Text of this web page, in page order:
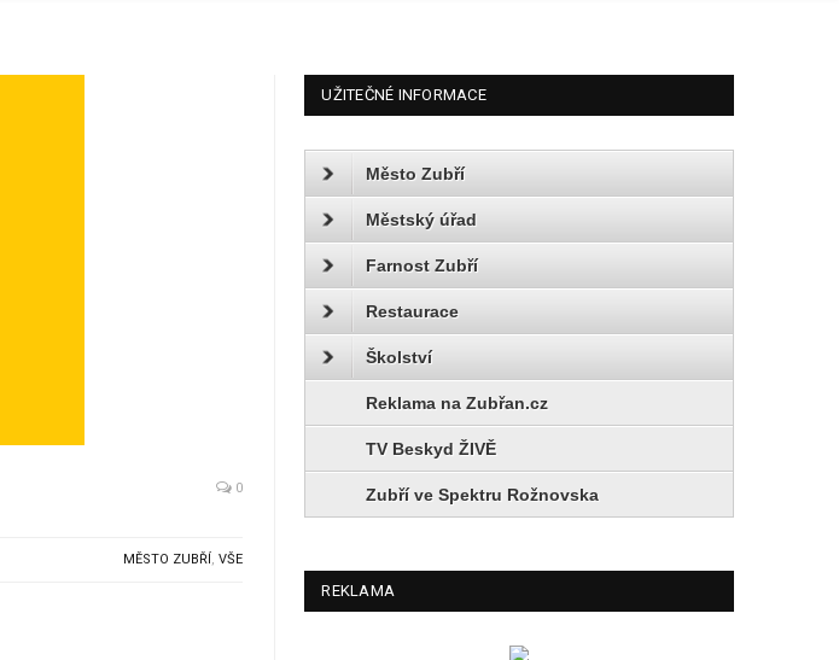
0
MĚSTO ZUBŘÍ,VŠE
UŽITEČNÉ INFORMACE
Město Zubří
Městský úřad
Farnost Zubří
Restaurace
Školství
Reklama na Zubřan.cz
TV Beskyd ŽIVĚ
Zubří ve Spektru Rožnovska
REKLAMA